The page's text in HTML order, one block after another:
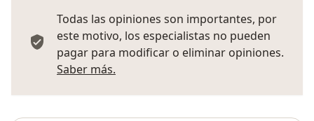
Todas las opiniones son importantes, por
este motivo, los especialistas no pueden
pagar para modificar o eliminar opiniones.
Saber más.